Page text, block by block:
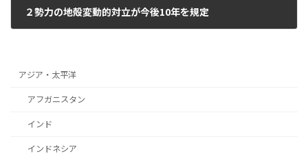
２勢力の地殻変動的対立が今後10年を規定
アジア・太平洋
アフガニスタン
インド
インドネシア